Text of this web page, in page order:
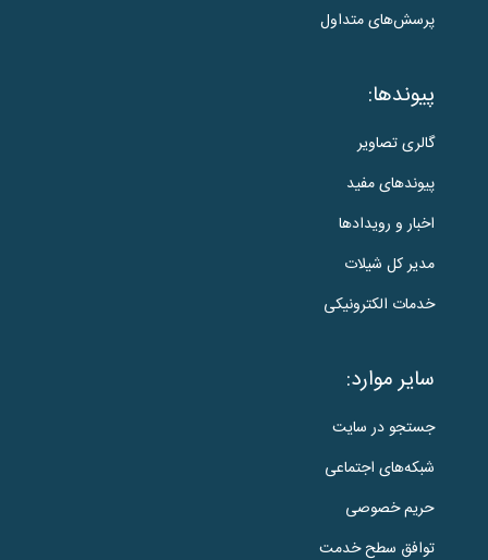
پرسش‌های متداول
پیوندها:
گالری تصاویر
پیوندهای مفید
اخبار و رویدادها
مدیر کل شیلات
خدمات الکترونیکی
سایر موارد:
جستجو در سایت
شبکه‌های اجتماعی
حریم خصوصی
توافق سطح خدمت